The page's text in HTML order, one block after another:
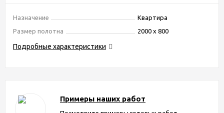
Назначение
Квартира
Размер полотна
2000 х 800
Подробные характеристики
Примеры наших работ